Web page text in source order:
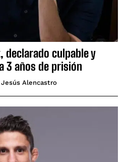
declarado culpable y
3 años de prisión
Jesús Alencastro